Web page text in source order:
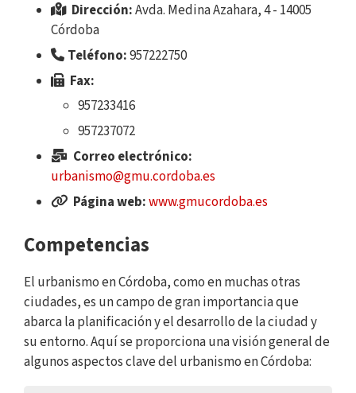
Dirección:Avda. Medina Azahara, 4 - 14005
Córdoba
Teléfono:957222750
Fax:
957233416
957237072
Correo electrónico:
urbanismo@gmu.cordoba.es
Página web:www.gmucordoba.es
Competencias
El urbanismo en Córdoba, como en muchas otras
ciudades, es un campo de gran importancia que
abarca la planificación y el desarrollo de la ciudad y
su entorno. Aquí se proporciona una visión general de
algunos aspectos clave del urbanismo en Córdoba: